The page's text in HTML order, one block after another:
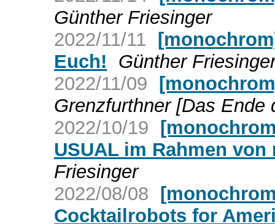
Günther Friesinger
2022/11/11
Euch!
Günther
2022/11/09
Grenzfurthner [Das Ende
2022/10/19
USUAL im Rahmen von
Friesinger
2022/08/08
Cocktailrobots for